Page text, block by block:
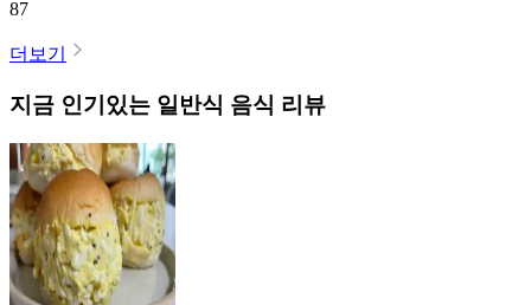
87
더보기
지금 인기있는 일반식 음식 리뷰